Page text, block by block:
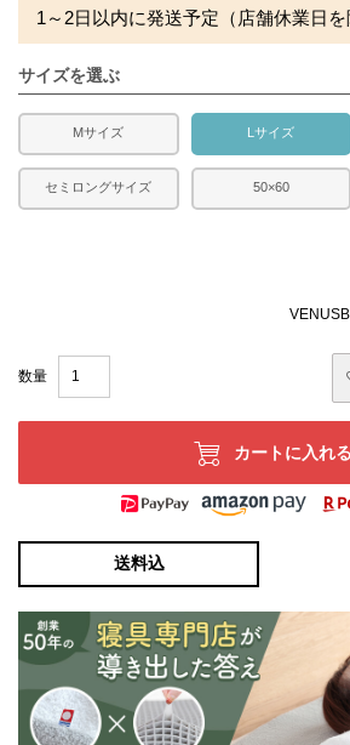
1～2日以内に発送予定（店舗休業日を
サイズを選ぶ
Mサイズ Lサイズ
セミロングサイズ 50×60
カートに入れる
送料込